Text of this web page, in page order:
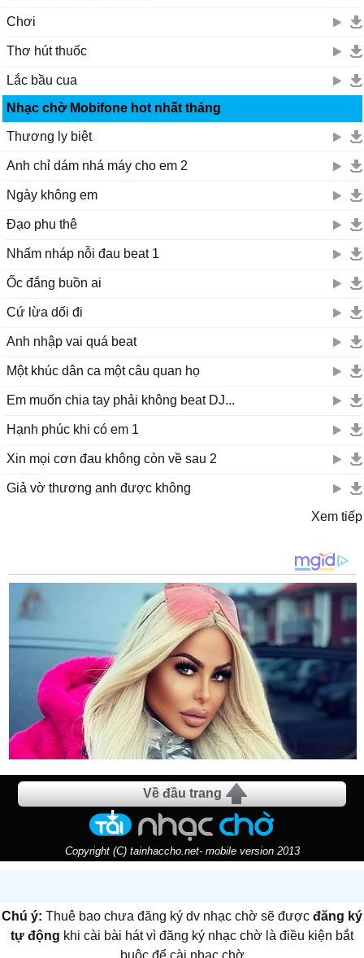
Chơi
Thơ hút thuốc
Lắc bầu cua
Nhạc chờ Mobifone hot nhất tháng
Thương ly biệt
Anh chỉ dám nhá máy cho em 2
Ngày không em
Đạo phu thê
Nhấm nháp nỗi đau beat 1
Ốc đắng buồn ai
Cứ lừa dối đi
Anh nhập vai quá beat
Một khúc dân ca một câu quan họ
Em muốn chia tay phải không beat DJ...
Hạnh phúc khi có em 1
Xin mọi cơn đau không còn về sau 2
Giả vờ thương anh được không
Xem tiếp
Về đầu trang
Copyright (C) tainhaccho.net- mobile version 2013
Chú ý: Thuê bao chưa đăng ký dv nhạc chờ sẽ được đăng ký
tự động khi cài bài hát vì đăng ký nhạc chờ là điều kiện bắt
buộc để cài nhạc chờ